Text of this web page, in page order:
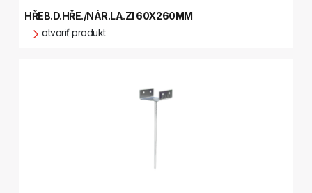
HŘEB.D.HŘE./NÁR.LA.ZI 60X260MM
otvoriť produkt